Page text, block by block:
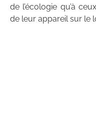
de l’écologie qu’à
de leur appareil sur le